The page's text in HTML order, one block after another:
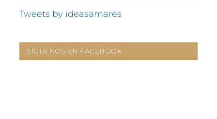
Tweets by ideasamares
SÍGUENOS EN FACEBOOK